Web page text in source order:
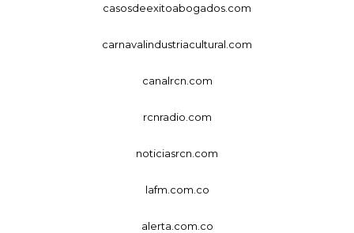
casosdeexitoabogados.com
carnavalindustriacultural.com
canalrcn.com
rcnradio.com
noticiasrcn.com
lafm.com.co
alerta.com.co